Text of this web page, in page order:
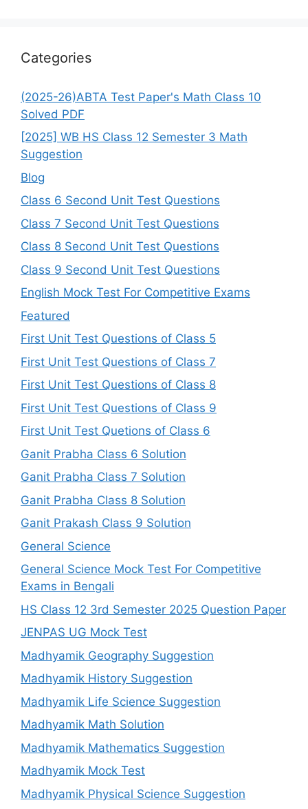
Categories
(2025-26)ABTA Test Paper's Math Class 10
Solved PDF
[2025] WB HS Class 12 Semester 3 Math
Suggestion
Blog
Class 6 Second Unit Test Questions
Class 7 Second Unit Test Questions
Class 8 Second Unit Test Questions
Class 9 Second Unit Test Questions
English Mock Test For Competitive Exams
Featured
First Unit Test Questions of Class 5
First Unit Test Questions of Class 7
First Unit Test Questions of Class 8
First Unit Test Questions of Class 9
First Unit Test Quetions of Class 6
Ganit Prabha Class 6 Solution
Ganit Prabha Class 7 Solution
Ganit Prabha Class 8 Solution
Ganit Prakash Class 9 Solution
General Science
General Science Mock Test For Competitive
Exams in Bengali
HS Class 12 3rd Semester 2025 Question Paper
JENPAS UG Mock Test
Madhyamik Geography Suggestion
Madhyamik History Suggestion
Madhyamik Life Science Suggestion
Madhyamik Math Solution
Madhyamik Mathematics Suggestion
Madhyamik Mock Test
Madhyamik Physical Science Suggestion